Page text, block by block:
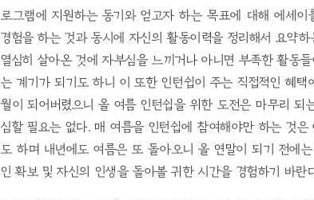
로그램에 지원하는 동기와 얻고자 하는 목표에 대해 에세
경험을 하는 것과 동시에 자신의 활동이력을 정리해서 요약
열심히 살아온 것에 자부심을 느끼거나 아니면 부족한 활동
는 계기가 되기도 하니 이 또한 인턴쉽이 주는 직접적인 혜
월이 되어버렸으니 올 여름 인턴쉽을 위한 도전은 마무리
심할 필요는 없다. 매 여름을 인턴쉽에 참여해야만 하는 것은
도 하며 내년에도 여름은 또 돌아오니 올 연말이 되기 전에
인 확보 및 자신의 인생을 돌아볼 귀한 시간을 경험하기 바란